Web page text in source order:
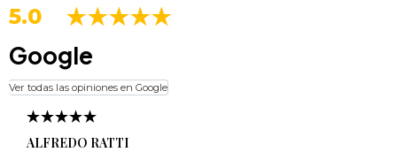
5.0
Google
Ver todas las opiniones en Google
ALFREDO RATTI